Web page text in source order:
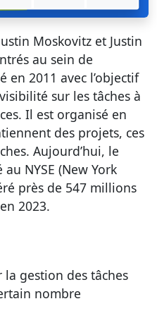
Moskovitz et Justin
au sein de
en 2011 avec l’objectif
sur les tâches à
Il est organisé en
des projets, ces
Aujourd’hui, le
NYSE (New York
près de 547 millions
2023.
gestion des tâches
nombre